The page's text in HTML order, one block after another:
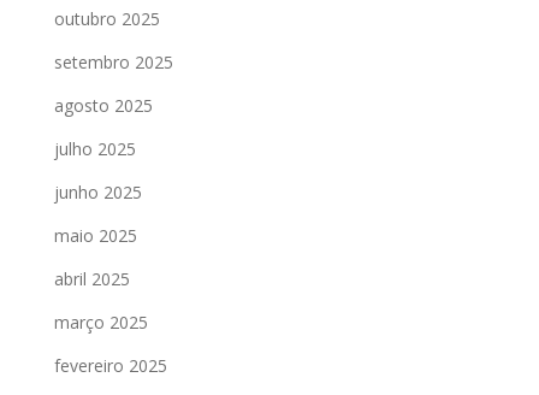
outubro 2025
setembro 2025
agosto 2025
julho 2025
junho 2025
maio 2025
abril 2025
março 2025
fevereiro 2025